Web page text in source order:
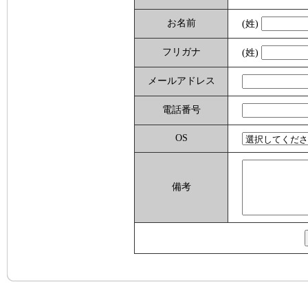
お名前 (姓)
フリガナ (姓)
メールアドレス
電話番号
OS
備考